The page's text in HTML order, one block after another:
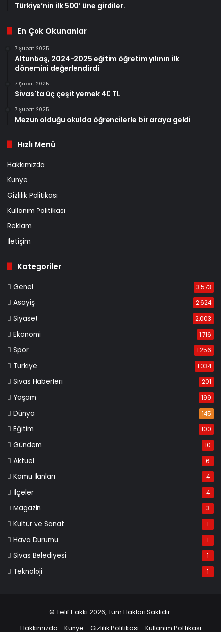
Türkiye’nin ilk 500′ üne girdiler.
En Çok Okunanlar
7 Şubat 2025
Altunbaş, 2024-2025 eğitim öğretim yılının ilk
dönemini değerlendirdi
7 Şubat 2025
Sivas'ta üç çeşit yemek 40 TL
7 Şubat 2025
Mezun olduğu okulda öğrencilerle bir araya geldi
Hızlı Menü
Hakkımızda
Künye
Gizlilik Politikası
Kullanım Politikası
Reklam
İletişim
Kategoriler
Genel 3.573
Asayiş 2.624
Siyaset 2.003
Ekonomi 1.716
Spor 1.256
Türkiye 1.034
Sivas Haberleri 201
Yaşam 199
Dünya 145
Eğitim 100
Gündem 10
Aktüel 6
Kamu İlanları 4
İlçeler 4
Magazin 3
Kültür ve Sanat 1
Hava Durumu 1
Sivas Belediyesi 1
Teknoloji 1
© Telif Hakkı 2026, Tüm Hakları Saklıdır
Hakkımızda
Künye Gizlilik Politikası Kullanım Politikası